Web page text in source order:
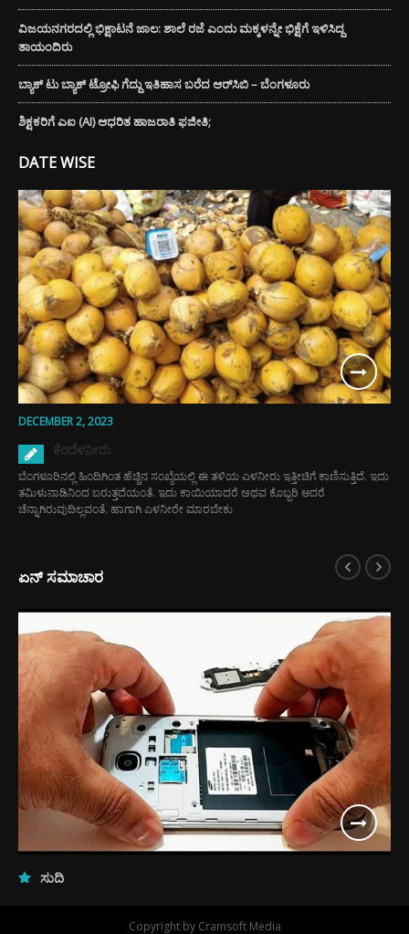
ವಿಜಯನಗರದಲ್ಲಿ ಭಿಕ್ಷಾಟನೆ ಜಾಲ: ಶಾಲೆ ರಜೆ ಎಂದು ಮಕ್ಕಳನ್ನೇ ಭಿಕ್ಷೆಗೆ ಇಳಿಸಿದ್ದ
ತಾಯಂದಿರು
ಬ್ಯಾಕ್ ಟು ಬ್ಯಾಕ್ ಟ್ರೋಫಿ ಗೆದ್ದು ಇತಿಹಾಸ ಬರೆದ ಆರ್‌ಸಿಬಿ – ಬೆಂಗಳೂರು
ಶಿಕ್ಷಕರಿಗೆ ಎಐ (AI) ಆಧರಿತ ಹಾಜರಾತಿ ಫಜೀತಿ;
DATE WISE
DECEMBER 2, 2023
ಕೆಂದೆಳನೀರು
ಬೆಂಗಳೂರಿನಲ್ಲಿ ಹಿಂದಿಗಿಂತ ಹೆಚ್ಚಿನ ಸಂಖ್ಯೆಯಲ್ಲಿ ಈ ತಳಿಯ ಎಳನೀರು ಇತ್ತೀಚಿಗೆ ಕಾಣಿಸುತ್ತಿದೆ. ಇದು
ತಮಿಳುನಾಡಿನಿಂದ ಬರುತ್ತದೆಯಂತೆ. ಇದು ಕಾಯಿಯಾದರೆ ಅಥವ ಕೊಬ್ಬರಿ ಆದರೆ
ಚೆನ್ನಾಗಿರುವುದಿಲ್ಲವಂತೆ. ಹಾಗಾಗಿ ಎಳನೀರೇ ಮಾರಬೇಕು
ಏನ್ ಸಮಾಚಾರ
ಸುದ್ದಿ
Copyright by Cramsoft Media